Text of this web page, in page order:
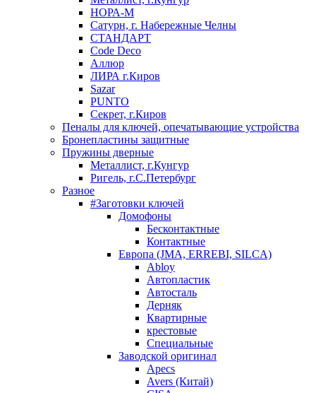
НОРА-М
Сатурн, г. Набережные Челны
СТАНДАРТ
Code Deco
Аллюр
ЛИРА г.Киров
Sazar
PUNTO
Секрет, г.Киров
Пеналы для ключей, опечатывающие устройства
Бронепластины защитные
Пружины дверные
Металлист, г.Кунгур
Ригель, г.С.Петербург
Разное
#Заготовки ключей
Домофоны
Бесконтактные
Контактные
Европа (JMA, ERREBI, SILCA)
Abloy
Автопластик
Автосталь
Дерняк
Квартирные
крестовые
Специальные
Заводской оригинал
Apecs
Avers (Китай)